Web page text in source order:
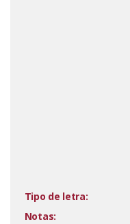
Tipo de letra:
Notas: